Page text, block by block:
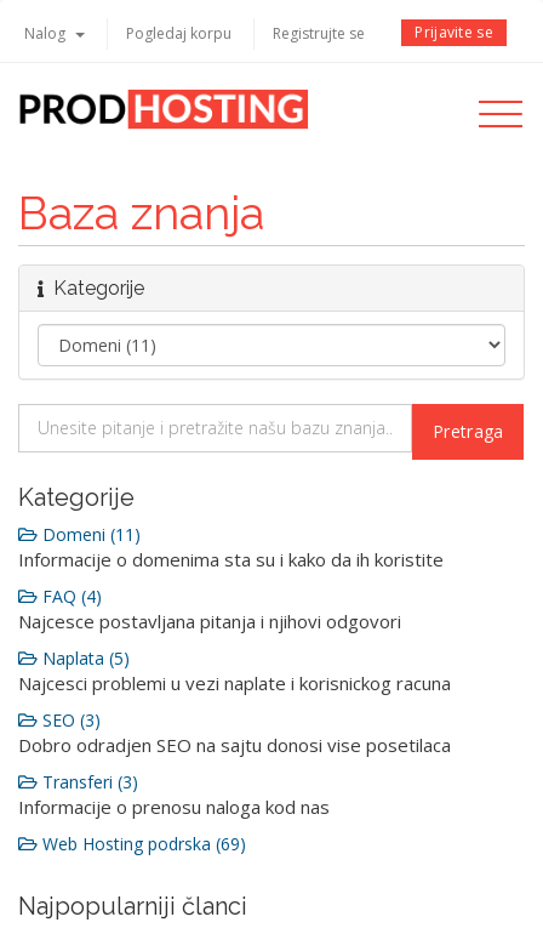
Nalog Pogledaj korpu Registrujte se Prijavite se
Toggle
Baza znanja
Kategorije
Kategorije
Domeni (11)
Informacije o domenima sta su i kako da ih koristite
FAQ (4)
Najcesce postavljana pitanja i njihovi odgovori
Naplata (5)
Najcesci problemi u vezi naplate i korisnickog racuna
SEO (3)
Dobro odradjen SEO na sajtu donosi vise posetilaca
Transferi (3)
Informacije o prenosu naloga kod nas
Web Hosting podrska (69)
Najpopularniji članci